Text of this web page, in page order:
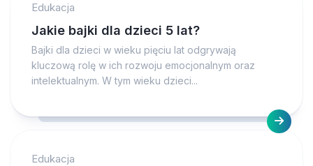
Edukacja
Jakie bajki dla dzieci 5 lat?
Bajki dla dzieci w wieku pięciu lat odgrywają
kluczową rolę w ich rozwoju emocjonalnym oraz
intelektualnym. W tym wieku dzieci...
Edukacja